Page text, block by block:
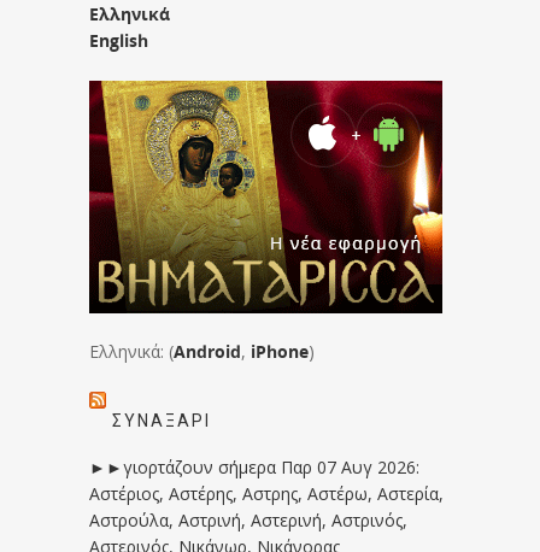
Ελληνικά
English
Ελληνικά: (Android, iPhone)
ΣΥΝΑΞΆΡΙ
►►γιορτάζουν σήμερα Παρ 07 Αυγ 2026:
Αστέριος, Αστέρης, Αστρης, Αστέρω, Αστερία,
Αστρούλα, Αστρινή, Αστερινή, Αστρινός,
Αστερινός, Νικάνωρ, Νικάνορας